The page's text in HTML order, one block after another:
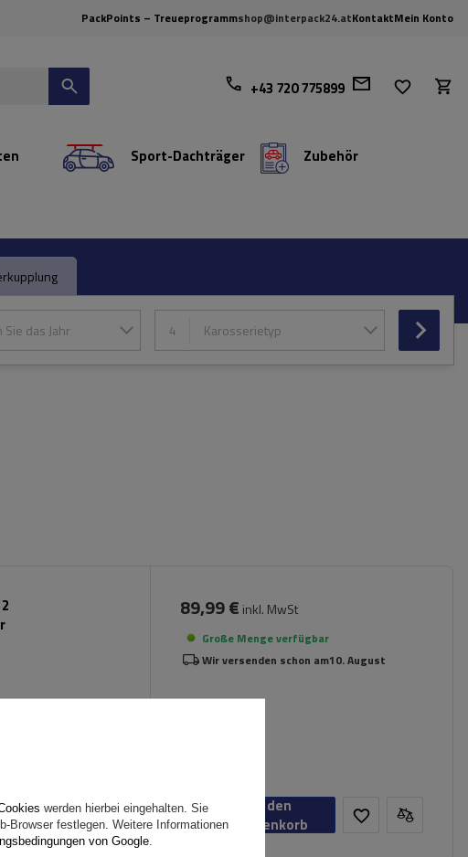
PackPoints – Treueprogrammshop@interpack24.atKontaktMein Konto
+43 720 775899
Sport-Dachträger Zubehör
Sie das Jahr 4 Karosserietyp
89,99 € inkl. MwSt
Große Menge verfügbar
Wir versenden schon am10. August
In den
Warenkorb
werden hierbei eingehalten. Sie
Browser festlegen. Weitere Informationen
von Google